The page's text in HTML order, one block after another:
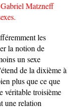
Matzneff
les
la notion de
un sexe
de la dixième à
plus que ce que
véritable troisième
une relation